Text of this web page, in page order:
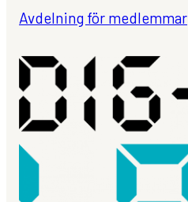
Avdelning för medlemmar